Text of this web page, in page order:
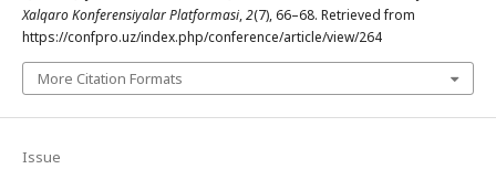
Xalqaro Konferensiyalar Platformasi,2(7), 66–68. Retrieved from
https://confpro.uz/index.php/conference/article/view/264
More Citation Formats
Issue